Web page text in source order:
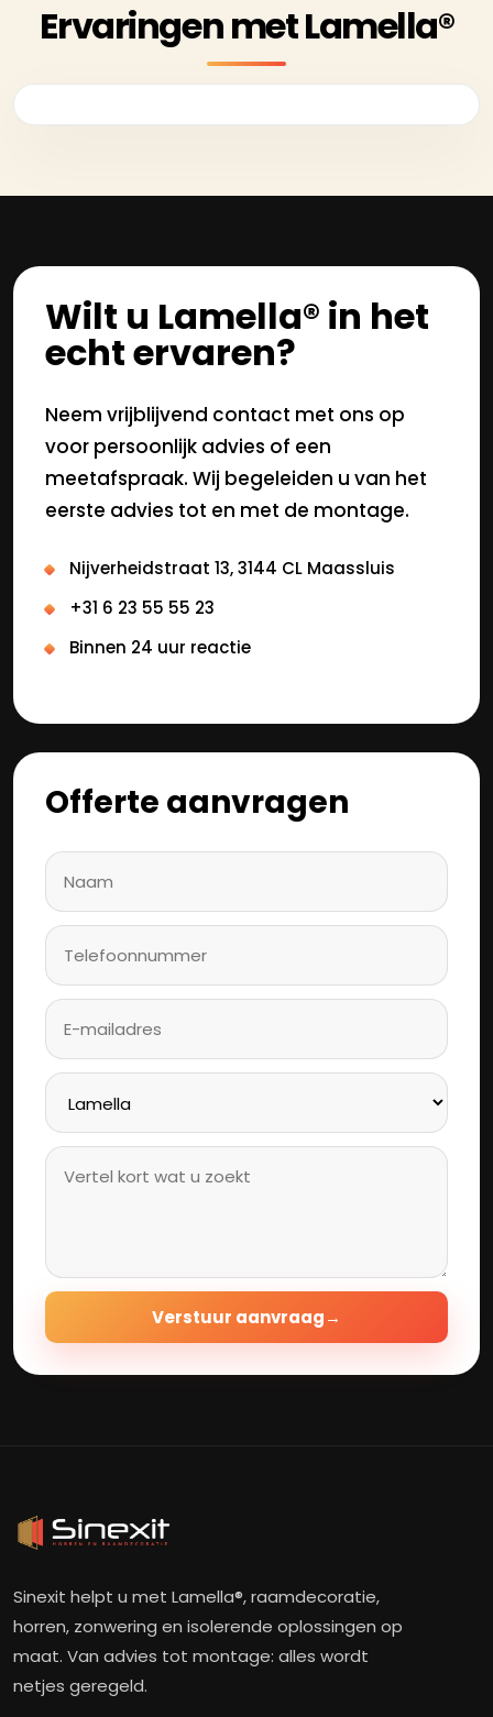
Ervaringen met Lamella®
Wilt u Lamella® in het
echt ervaren?
Neem vrijblijvend contact met ons op
voor persoonlijk advies of een
meetafspraak. Wij begeleiden u van het
eerste advies tot en met de montage.
Nijverheidstraat 13, 3144 CL Maassluis
+31 6 23 55 55 23
Binnen 24 uur reactie
Offerte aanvragen
Verstuur aanvraag→
Sinexit helpt u met Lamella®, raamdecoratie,
horren, zonwering en isolerende oplossingen op
maat. Van advies tot montage: alles wordt
netjes geregeld.